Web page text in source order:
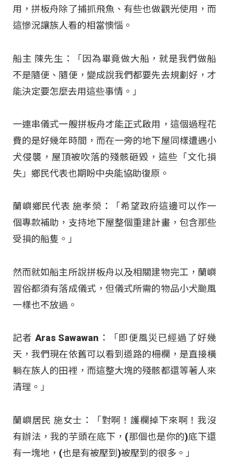
用，拼板舟除了捕抓飛魚、有些也做觀光使用，而
這慘況讓族人看的相當懊惱。
船主 陳先生：「因為畢竟做大船，就是我們做船
不是隨便、隨便，變成說我們都要先去規劃好，才
能決定要怎麼去用這些事情。」
一連串儀式一艘拼板舟才能正式啟用，這個過程花
費的是好幾年時間，而在一旁的地下屋同樣遭遇小
犬侵襲，屋頂被吹落的殘骸砸毀，這些「文化損
失」鄉民代表也期盼中央能協助復原。
蘭嶼鄉民代表 施孝榮：「希望政府這邊可以作一
個專款補助，支持地下屋整個重建計畫，包含那些
受損的船隻。」
然而就如船主所說拼板舟以及相關建物完工，蘭嶼
習俗都須有落成儀式，但儀式所需的物品小犬颱風
一樣也不放過。
記者 Aras Sawawan：「即便風災已經過了好幾
天，我們現在依舊可以看到道路的柵欄，是直接橫
躺在族人的田裡，而這整大塊的殘骸都還等著人來
清理。」
蘭嶼居民 施女士：「對啊！護欄掉下來啊！我沒
有辦法，我的芋頭在底下，(那個也是你的)底下還
有一塊地，(也是有被壓到)被壓到的很多。」